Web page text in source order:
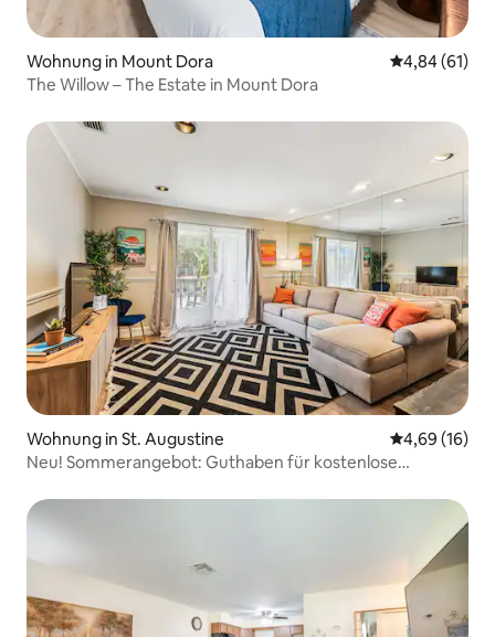
Wohnung in Mount Dora
4,84 (61)
The Willow – The Estate in Mount Dora
Wohnung in St. Augustine
4,69 (16)
Neu! Sommerangebot: Guthaben für kostenlose